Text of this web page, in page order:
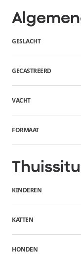
GESLACHT
GECASTREERD
VACHT
FORMAAT
KINDEREN
KATTEN
HONDEN